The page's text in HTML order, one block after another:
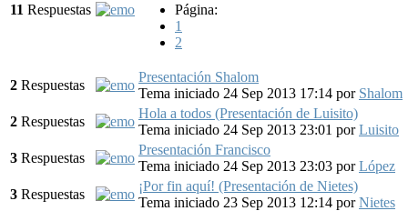
11 Respuestas
Página:
1
2
2 Respuestas
Presentación Shalom
Tema iniciado 24 Sep 2013 17:14 por Shalom
2 Respuestas
Hola a todos (Presentación de Luisito)
Tema iniciado 24 Sep 2013 23:01 porLuisito
3 Respuestas
Presentación Francisco
Tema iniciado 24 Sep 2013 23:03 porLópez
3 Respuestas
¡Por fin aquí! (Presentación de Nietes)
Tema iniciado 23 Sep 2013 12:14 porNietes